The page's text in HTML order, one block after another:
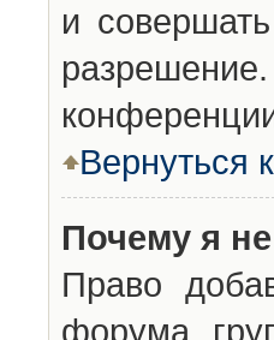
и
Вернуться
Почему я
Право
форума,